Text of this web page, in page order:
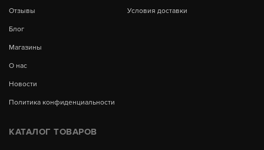
Отзывы
Блог
Магазины
О нас
Новости
Политика конфиденциальности
Условия доставки
КАТАЛОГ ТОВАРОВ